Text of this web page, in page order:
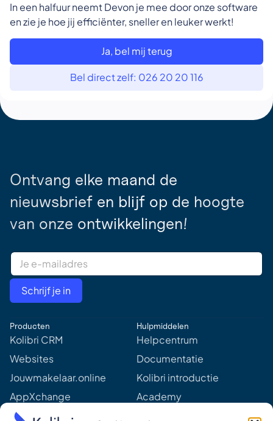
In een halfuur neemt Devon je mee door onze software
en zie je hoe jij efficiënter, sneller en leuker werkt!
Ja, bel mij terug
Bel direct zelf: 026 20 20 116
Ontvang elke maand de
nieuwsbrief en blijf op de hoogte
van onze ontwikkelingen!
E
a
l
d
r
s
*
Schrijf je in
Producten
Kolibri CRM
Websites
Jouwmakelaar.online
AppXchange
Mediapartners
Hulpmiddelen
Helpcentrum
Documentatie
Kolibri introductie
Academy
Aankomende webinars &